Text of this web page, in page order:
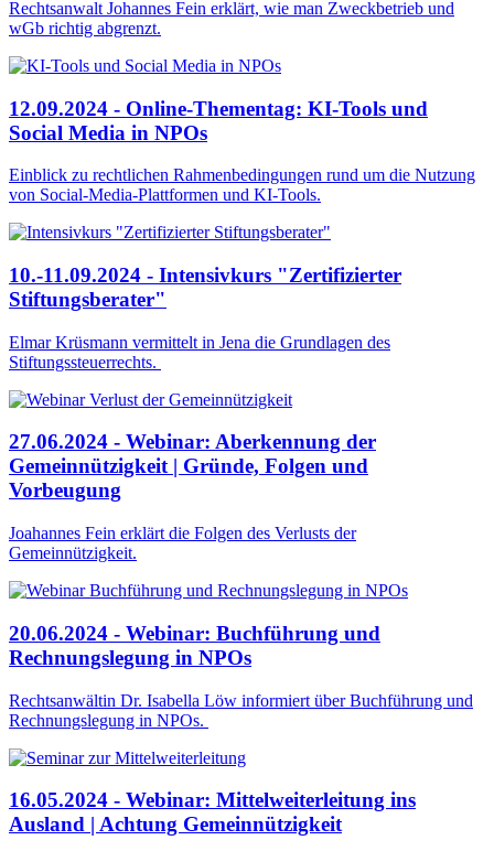
Rechtsanwalt Johannes Fein erklärt, wie man Zweckbetrieb und
wGb richtig abgrenzt.
12.09.2024 - Online-Thementag: KI-Tools und
Social Media in NPOs
Einblick zu rechtlichen Rahmenbedingungen rund um die Nutzung
von Social-Media-Plattformen und KI-Tools.
10.-11.09.2024 - Intensivkurs "Zertifizierter
Stiftungsberater"
Elmar Krüsmann vermittelt in Jena die Grundlagen des
Stiftungssteuerrechts.
27.06.2024 - Webinar: Aberkennung der
Gemeinnützigkeit | Gründe, Folgen und
Vorbeugung
Joahannes Fein erklärt die Folgen des Verlusts der
Gemeinnützigkeit.
20.06.2024 - Webinar: Buchführung und
Rechnungslegung in NPOs
Rechtsanwältin Dr. Isabella Löw informiert über Buchführung und
Rechnungslegung in NPOs.
16.05.2024 - Webinar: Mittelweiterleitung ins
Ausland | Achtung Gemeinnützigkeit